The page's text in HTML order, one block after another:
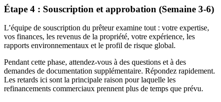
Étape 4 : Souscription et approbation (Semaine 3-6)
L’équipe de souscription du prêteur examine tout : votre expertise,
vos finances, les revenus de la propriété, votre expérience, les
rapports environnementaux et le profil de risque global.
Pendant cette phase, attendez-vous à des questions et à des
demandes de documentation supplémentaire. Répondez rapidement.
Les retards ici sont la principale raison pour laquelle les
refinancements commerciaux prennent plus de temps que prévu.